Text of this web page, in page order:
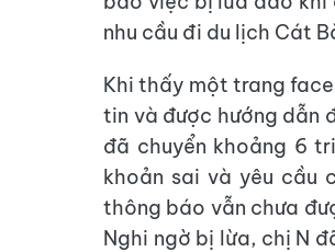
nhu cầu đi du lịch Cát
Khi thấy một trang
tin và được hướng dẫn
đã chuyển khoảng 6
khoản sai và yêu cầu
thông báo vẫn chưa
Nghi ngờ bị lừa, chị N